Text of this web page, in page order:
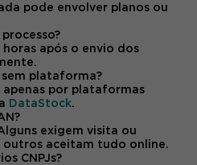
pode envolver planos ou
horas após o envio dos
sem plataforma?
apenas por plataformas
DataStock.
exigem visita ou
outros aceitam tudo online.
CNPJs?